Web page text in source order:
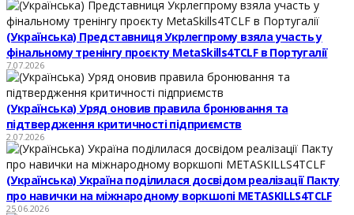
(Українська) Представниця Укрлегпрому взяла участь у
фінальному тренінгу проєкту MetaSkills4TCLF в Португалії
7.07.2026
(Українська) Уряд оновив правила бронювання та
підтвердження критичності підприємств
2.07.2026
(Українська) Україна поділилася досвідом реалізації Пакту
про навички на міжнародному воркшопі METASKILLS4TCLF
25.06.2026